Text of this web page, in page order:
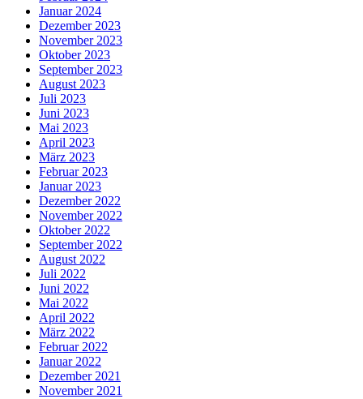
Januar 2024
Dezember 2023
November 2023
Oktober 2023
September 2023
August 2023
Juli 2023
Juni 2023
Mai 2023
April 2023
März 2023
Februar 2023
Januar 2023
Dezember 2022
November 2022
Oktober 2022
September 2022
August 2022
Juli 2022
Juni 2022
Mai 2022
April 2022
März 2022
Februar 2022
Januar 2022
Dezember 2021
November 2021